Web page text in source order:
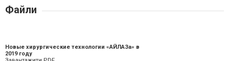
Файли
Новые хирургические технологии «АЙЛАЗа» в
2019 году